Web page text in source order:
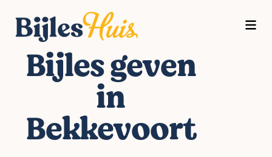
Bijles geven
in
Bekkevoort